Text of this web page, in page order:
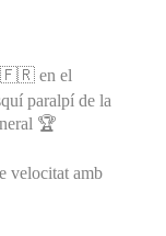
🇫🇷 en el
paralpí de la
🏆
velocitat amb